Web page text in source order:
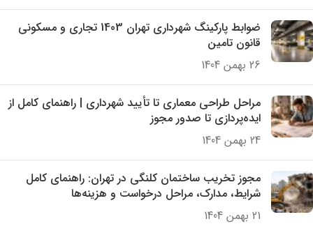
ضوابط پارکینگ شهرداری تهران 1403 تجاری و مسکونی
قانون تامین
26 بهمن 1404
مراحل طراحی معماری تا تأیید شهرداری | راهنمای کامل از
ایده‌پردازی تا صدور مجوز
24 بهمن 1404
مجوز تخریب ساختمان کلنگی در تهران: راهنمای کامل
شرایط، مدارک، مراحل درخواست و هزینه‌ها
21 بهمن 1404